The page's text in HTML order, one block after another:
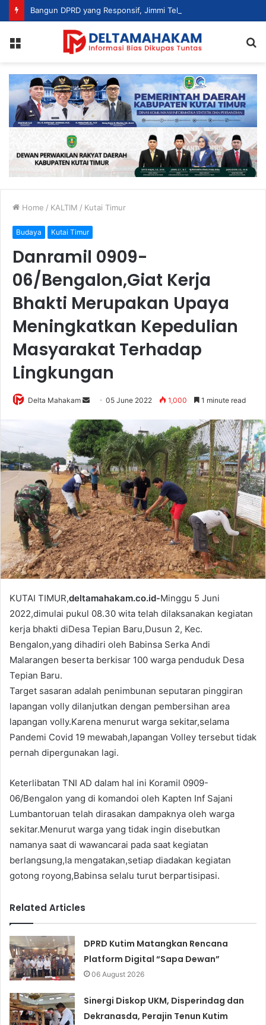
Home / KALTIM / Kutai Timur
Budaya Kutai Timur
Danramil 0909-
06/Bengalon,Giat Kerja
Bhakti Merupakan Upaya
Meningkatkan Kepedulian
Masyarakat Terhadap
Lingkungan
Delta Mahakam
n
d
a
n
e
m
a
i
l
05 June 2022 1,000 1 minute read
KUTAI TIMUR,deltamahakam.co.id-Minggu 5 Juni
2022,dimulai pukul 08.30 wita telah dilaksanakan kegiatan
kerja bhakti diDesa Tepian Baru,Dusun 2, Kec.
Bengalon,yang dihadiri oleh Babinsa Serka Andi
Malarangen beserta berkisar 100 warga penduduk Desa
Tepian Baru.
Target sasaran adalah penimbunan seputaran pinggiran
lapangan volly dilanjutkan dengan pembersihan area
lapangan volly.Karena menurut warga sekitar,selama
Pandemi Covid 19 mewabah,lapangan Volley tersebut tidak
pernah dipergunakan lagi.
Keterlibatan TNI AD dalam hal ini Koramil 0909-
06/Bengalon yang di komandoi oleh Kapten Inf Sajani
Lumbantoruan telah dirasakan dampaknya oleh warga
sekitar.Menurut warga yang tidak ingin disebutkan
namanya saat di wawancarai pada saat kegiatan
berlangsung,Ia mengatakan,setiap diadakan kegiatan
gotong royong,Babinsa selalu turut berpartisipasi.
Related Articles
DPRD Kutim Matangkan Rencana
Platform Digital “Sapa Dewan”
06 August 2026
Sinergi Diskop UKM, Disperindag dan
Dekranasda, Perajin Tenun Kutim